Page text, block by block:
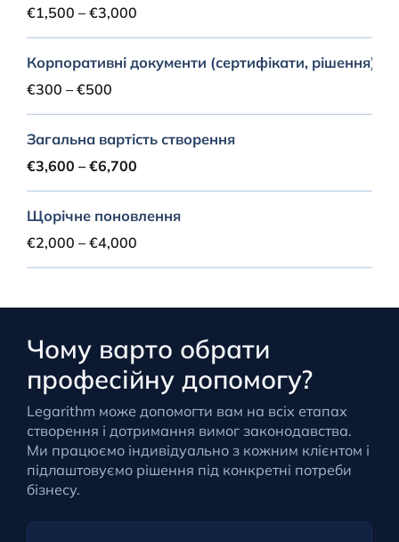
€1,500 – €3,000
Корпоративні документи (сертифікати, рішення)
€300 – €500
Загальна вартість створення
€3,600 – €6,700
Щорічне поновлення
€2,000 – €4,000
Чому варто обрати
професійну допомогу?
Legarithm може допомогти вам на всіх етапах
створення і дотримання вимог законодавства.
Ми працюємо індивідуально з кожним клієнтом і
підлаштовуємо рішення під конкретні потреби
бізнесу.